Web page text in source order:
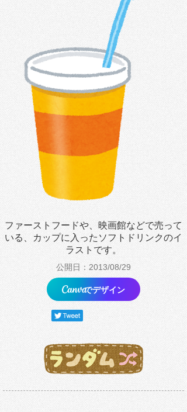
ファーストフードや、映画館などで売って
いる、カップに入ったソフトドリンクのイ
ラストです。
公開日：2013/08/29
でデザイン